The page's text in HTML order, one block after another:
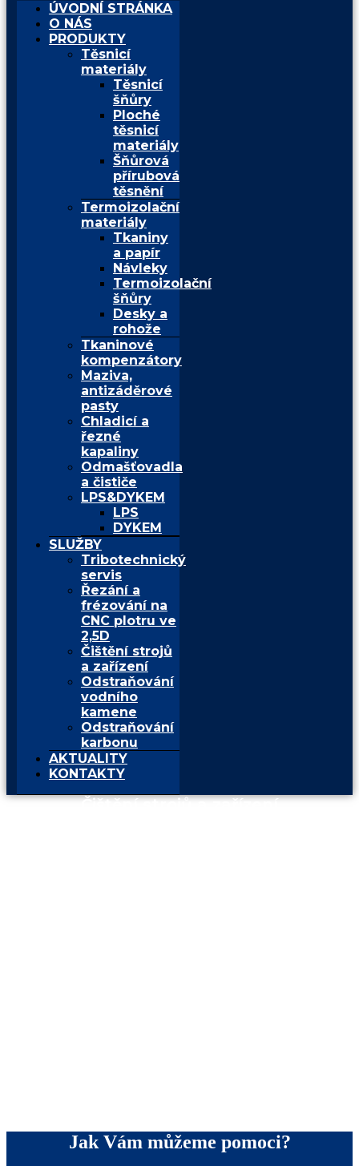
ÚVODNÍ STRÁNKA
O NÁS
PRODUKTY
Těsnicí
materiály
Těsnicí
šňůry
Ploché
těsnicí
materiály
Šňůrová
přírubová
těsnění
Termoizolační
materiály
Tkaniny
a papír
Návleky
Termoizolační
šňůry
Desky a
rohože
Tkaninové
kompenzátory
Maziva,
antizáděrové
pasty
Chladicí a
řezné
kapaliny
Odmašťovadla
a čističe
LPS&DYKEM
LPS
DYKEM
SLUŽBY
Tribotechnický
servis
Řezání a
frézování na
CNC plotru ve
2,5D
Čištění strojů
a zařízení
Odstraňování
vodního
kamene
Odstraňování
karbonu
AKTUALITY
KONTAKTY
Čištění strojů a zařízení
Jak Vám můžeme pomoci?